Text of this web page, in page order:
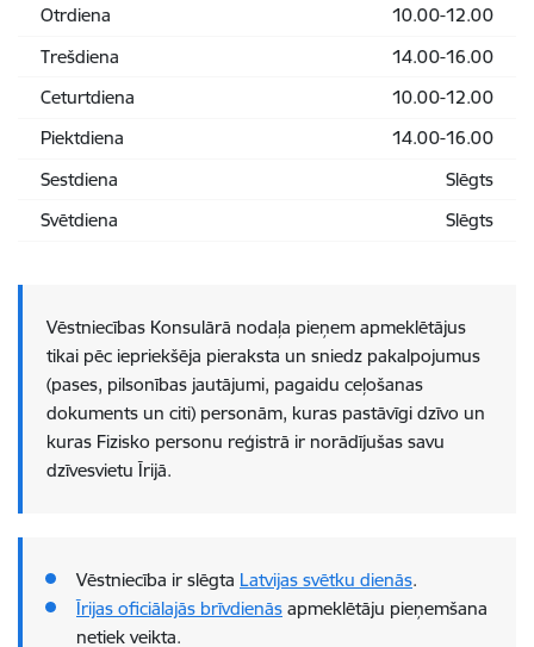
Otrdiena
10.00-12.00
Trešdiena
14.00-16.00
Ceturtdiena
10.00-12.00
Piektdiena
14.00-16.00
Sestdiena
Slēgts
Svētdiena
Slēgts
Vēstniecības Konsulārā nodaļa pieņem apmeklētājus
tikai pēc iepriekšēja pieraksta un sniedz pakalpojumus
(pases, pilsonības jautājumi, pagaidu ceļošanas
dokuments un citi) personām, kuras pastāvīgi dzīvo un
kuras Fizisko personu reģistrā ir norādījušas savu
dzīvesvietu Īrijā.
Vēstniecība ir slēgta Latvijas svētku dienās.
Īrijas oficiālajās brīvdienās apmeklētāju pieņemšana
netiek veikta.